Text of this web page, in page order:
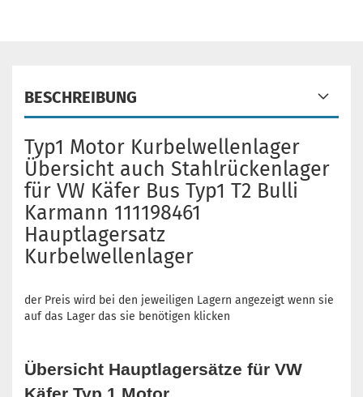
BESCHREIBUNG
Typ1 Motor Kurbelwellenlager
Übersicht auch Stahlrückenlager
für VW Käfer Bus Typ1 T2 Bulli
Karmann 111198461
Hauptlagersatz
Kurbelwellenlager
der Preis wird bei den jeweiligen Lagern angezeigt wenn sie
auf das Lager das sie benötigen klicken
Übersicht Hauptlagersätze für VW